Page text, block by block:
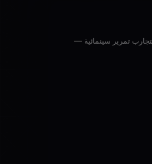
تمرير سينمائية —